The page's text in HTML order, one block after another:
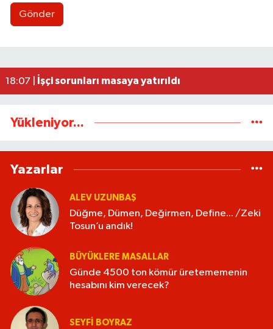
Gönder
18:07 |
İşçi sorunları masaya yatırıldı
Yükleniyor...
Yazarlar
ALEV UZUNBAŞ
Düğme, Dümen, Değirmen, Define... /Zeki
Tosun’u andık!
BÜYÜKLERE MASALLAR
Günde 4500 ton kömür üretememenin
hesabını kim verecek?
SEYFI BOYRAZ